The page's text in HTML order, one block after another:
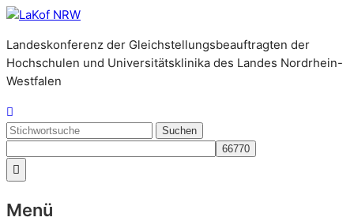
Zum
springen
LaKof
NRW
Landeskonferenz der Gleichstellungsbeauftragten der
Hochschulen und Universitätsklinika des Landes Nordrhein-
Westfalen
Search
Menü